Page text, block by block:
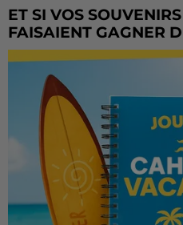
ET SI VOS
FAISAIENT GAGNER